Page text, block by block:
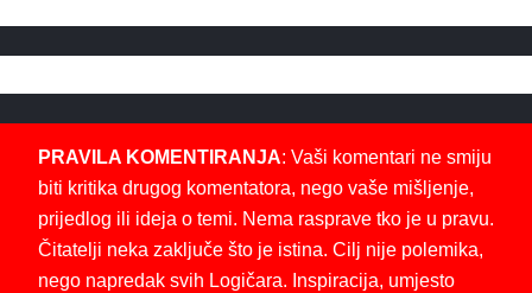
PRAVILA KOMENTIRANJA: Vaši komentari ne smiju
biti kritika drugog komentatora, nego vaše mišljenje,
prijedlog ili ideja o temi. Nema rasprave tko je u pravu.
Čitatelji neka zaključe što je istina. Cilj nije polemika,
nego napredak svih Logičara. Inspiracija, umjesto